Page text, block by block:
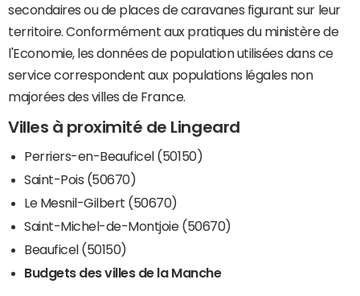
secondaires ou de places de caravanes figurant sur leur
territoire. Conformément aux pratiques du ministère de
l'Economie, les données de population utilisées dans ce
service correspondent aux populations légales non
majorées des villes de France.
Villes à proximité de Lingeard
Perriers-en-Beauficel (50150)
Saint-Pois (50670)
Le Mesnil-Gilbert (50670)
Saint-Michel-de-Montjoie (50670)
Beauficel (50150)
Budgets des villes de la Manche